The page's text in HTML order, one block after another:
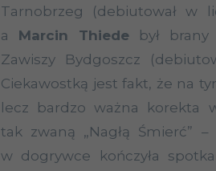
Tarnobrzeg (debiutował w
a Marcin Thiede był
Zawiszy Bydgoszcz
Ciekawostką jest fakt, że na
lecz bardzo ważna korekta
tak zwaną „Nagłą Śmierć”
w dogrywce kończyła